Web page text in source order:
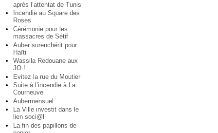
après l’attentat de Tunis
Incendie au Square des
Roses
Cérémonie pour les
massacres de Sétif
Auber surenchérit pour
Haïti
Wassila Redouane aux
JO !
Evitez la rue du Moutier
Suite à l’incendie à La
Courneuve
Aubermensuel
La Ville investit dans le
lien soci@l
La fin des papillons de